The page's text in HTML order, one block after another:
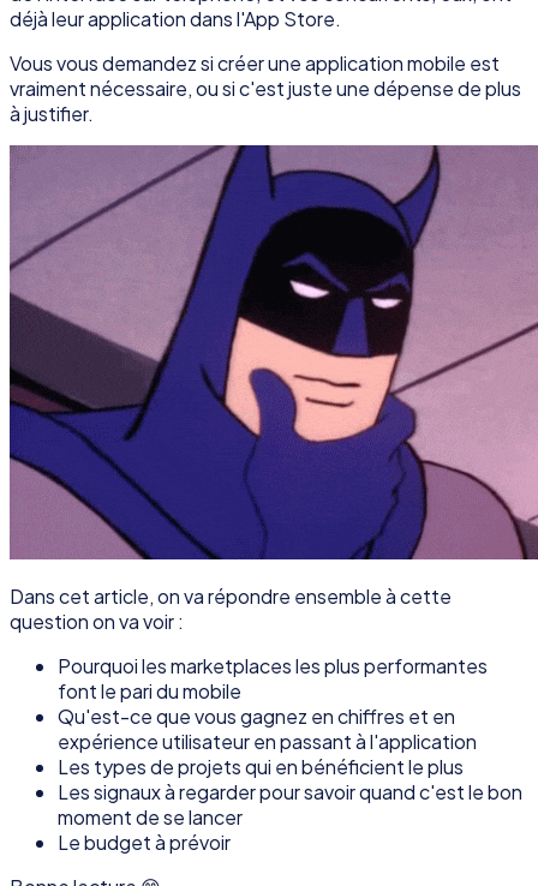
déjà leur application dans l'App Store.
Vous vous demandez si créer une application mobile est
vraiment nécessaire, ou si c'est juste une dépense de plus
à justifier.
Dans cet article, on va répondre ensemble à cette
question on va voir :
Pourquoi les marketplaces les plus performantes
font le pari du mobile
Qu'est-ce que vous gagnez en chiffres et en
expérience utilisateur en passant à l'application
Les types de projets qui en bénéficient le plus
Les signaux à regarder pour savoir quand c'est le bon
moment de se lancer
Le budget à prévoir